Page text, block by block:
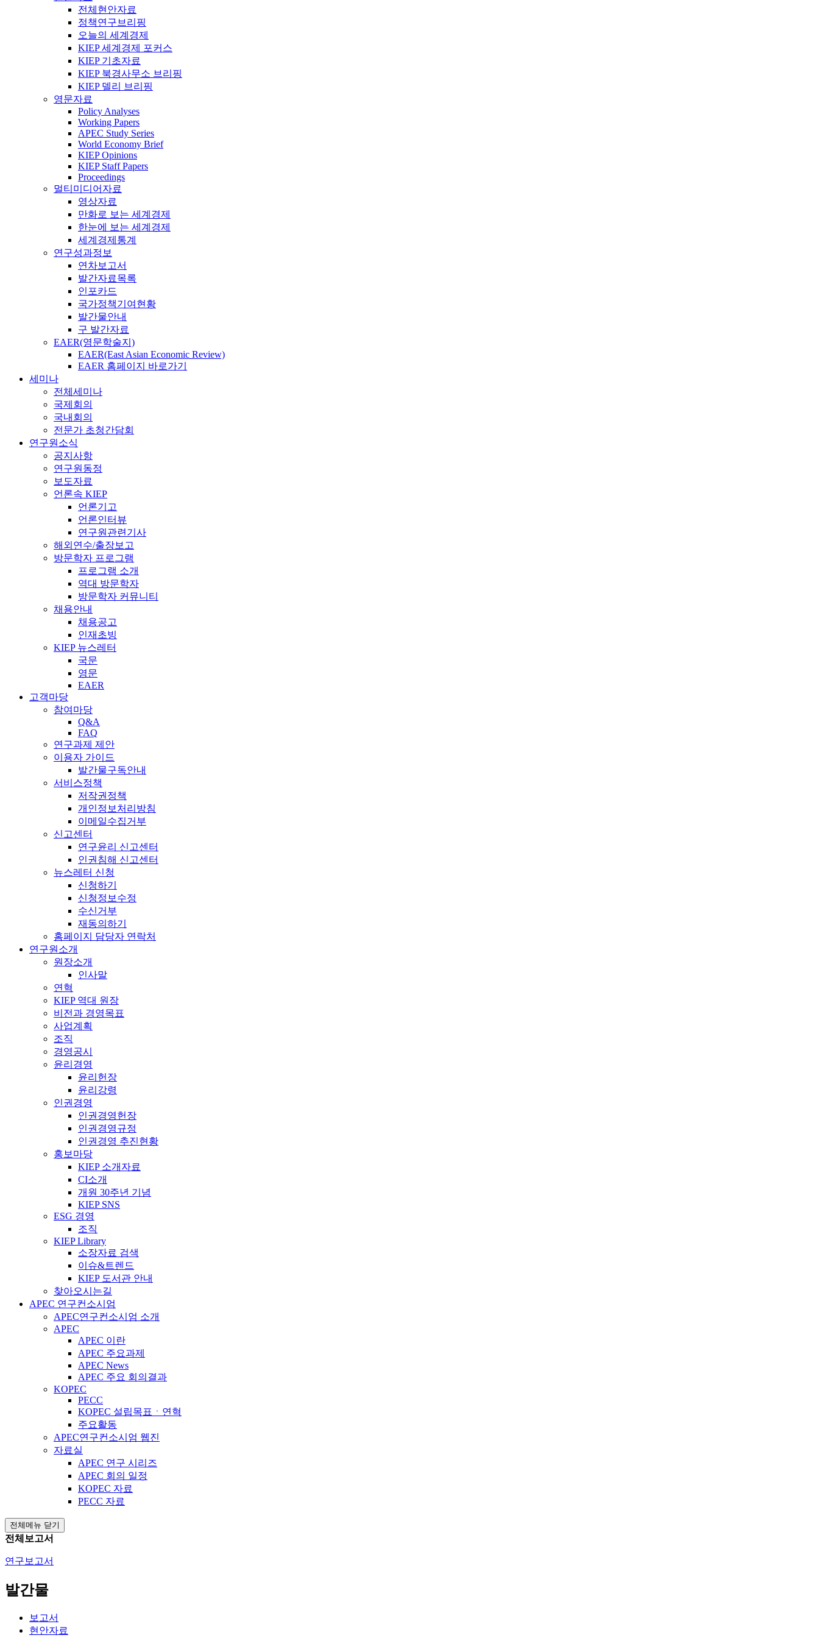
전체현안자료
정책연구브리핑
오늘의 세계경제
KIEP 세계경제 포커스
KIEP 기초자료
KIEP 북경사무소 브리핑
KIEP 델리 브리핑
영문자료
Policy Analyses
Working Papers
APEC Study Series
World Economy Brief
KIEP Opinions
KIEP Staff Papers
Proceedings
멀티미디어자료
영상자료
만화로 보는 세계경제
한눈에 보는 세계경제
세계경제통계
연구성과정보
연차보고서
발간자료목록
인포카드
국가정책기여현황
발간물안내
구 발간자료
EAER(영문학술지)
EAER(East Asian Economic Review)
EAER 홈페이지 바로가기
세미나
전체세미나
국제회의
국내회의
전문가 초청간담회
연구원소식
공지사항
연구원동정
보도자료
언론속 KIEP
언론기고
언론인터뷰
연구원관련기사
해외연수/출장보고
방문학자 프로그램
프로그램 소개
역대 방문학자
방문학자 커뮤니티
채용안내
채용공고
인재초빙
KIEP 뉴스레터
국문
영문
EAER
고객마당
참여마당
Q&A
FAQ
연구과제 제안
이용자 가이드
발간물구독안내
서비스정책
저작권정책
개인정보처리방침
이메일수집거부
신고센터
연구윤리 신고센터
인권침해 신고센터
뉴스레터 신청
신청하기
신청정보수정
수신거부
재동의하기
홈페이지 담당자 연락처
연구원소개
원장소개
인사말
연혁
KIEP 역대 원장
비전과 경영목표
사업계획
조직
경영공시
윤리경영
윤리헌장
윤리강령
인권경영
인권경영헌장
인권경영규정
인권경영 추진현황
홍보마당
KIEP 소개자료
CI소개
개원 30주년 기념
KIEP SNS
ESG 경영
조직
KIEP Library
소장자료 검색
이슈&트렌드
KIEP 도서관 안내
찾아오시는길
APEC 연구컨소시엄
APEC연구컨소시엄 소개
APEC
APEC 이란
APEC 주요과제
APEC News
APEC 주요 회의결과
KOPEC
PECC
KOPEC 설립목표ㆍ연혁
주요활동
APEC연구컨소시엄 웹진
자료실
APEC 연구 시리즈
APEC 회의 일정
KOPEC 자료
PECC 자료
전체메뉴 닫기
전체보고서
연구보고서
발간물
보고서
현안자료